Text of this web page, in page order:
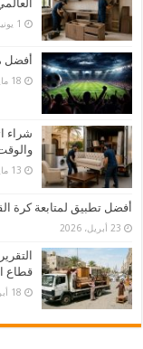
1 يونيو، 2026
أفضل
18 مايو، 2026
شراء
13 مايو، 2026
أفضل تطبيق لمتابعة كرة
23 أبريل، 2026
قطاع
18 أبريل، 2026